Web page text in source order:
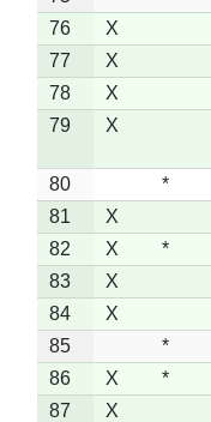
76
X
77
X
78
X
79
X
80 *
81
X
82
X *
83
X
84
X
85
*
86
X *
87
X